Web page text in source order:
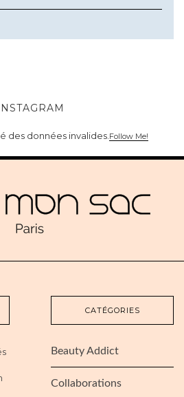
des données invalides. Follow Me!
CATÉGORIES
Beauty Addict
Collaborations